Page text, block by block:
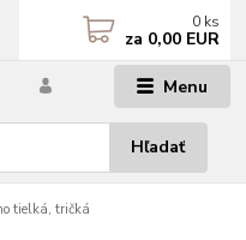
Menu
Hľadať
0 ks
za 0,00 EUR
tielká, tričká